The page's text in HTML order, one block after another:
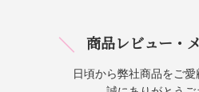
商品レビュー・
日頃から弊社商品をご